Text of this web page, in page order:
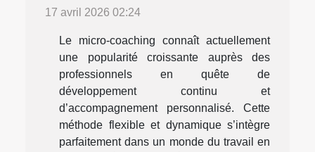
17 avril 2026 02:24
Le micro-coaching connaît actuellement
une popularité croissante auprès des
professionnels en quête de
développement continu et
d’accompagnement personnalisé. Cette
méthode flexible et dynamique s’intègre
parfaitement dans un monde du travail en